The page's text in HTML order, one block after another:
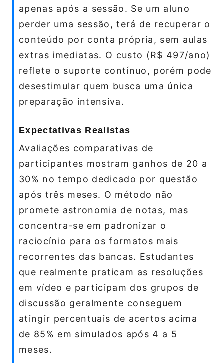
apenas após a sessão. Se um aluno
perder uma sessão, terá de recuperar o
conteúdo por conta própria, sem aulas
extras imediatas. O custo (R$ 497/ano)
reflete o suporte contínuo, porém pode
desestimular quem busca uma única
preparação intensiva.
Expectativas Realistas
Avaliações comparativas de
participantes mostram ganhos de 20 a
30% no tempo dedicado por questão
após três meses. O método não
promete astronomia de notas, mas
concentra-se em padronizar o
raciocínio para os formatos mais
recorrentes das bancas. Estudantes
que realmente praticam as resoluções
em vídeo e participam dos grupos de
discussão geralmente conseguem
atingir percentuais de acertos acima
de 85% em simulados após 4 a 5
meses.